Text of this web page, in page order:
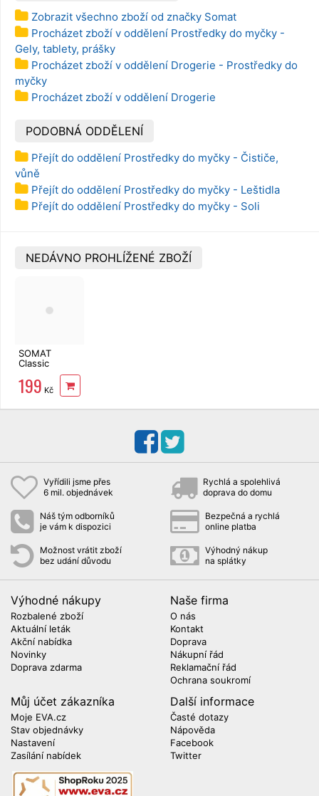
Zobrazit všechno zboží od značky Somat
Procházet zboží v oddělení Prostředky do myčky -
Gely, tablety, prášky
Procházet zboží v oddělení Drogerie - Prostředky do
myčky
Procházet zboží v oddělení Drogerie
PODOBNÁ ODDĚLENÍ
Přejít do oddělení Prostředky do myčky - Čističe,
vůně
Přejít do oddělení Prostředky do myčky - Leštidla
Přejít do oddělení Prostředky do myčky - Soli
NEDÁVNO PROHLÍŽENÉ ZBOŽÍ
SOMAT
Classic
tablety 80 ks
199 Kč
Vyřídili jsme přes
6 mil. objednávek
Rychlá a spolehlivá
doprava do domu
Náš tým odborníků
je vám k dispozici
Bezpečná a rychlá
online platba
Možnost vrátit zboží
bez udání důvodu
Výhodný nákup
na splátky
Výhodné nákupy
Rozbalené zboží
Aktuální leták
Akční nabídka
Novinky
Doprava zdarma
Naše firma
O nás
Kontakt
Doprava
Nákupní řád
Reklamační řád
Ochrana soukromí
Můj účet zákazníka
Moje EVA.cz
Stav objednávky
Nastavení
Zasílání nabídek
Další informace
Časté dotazy
Nápověda
Facebook
Twitter